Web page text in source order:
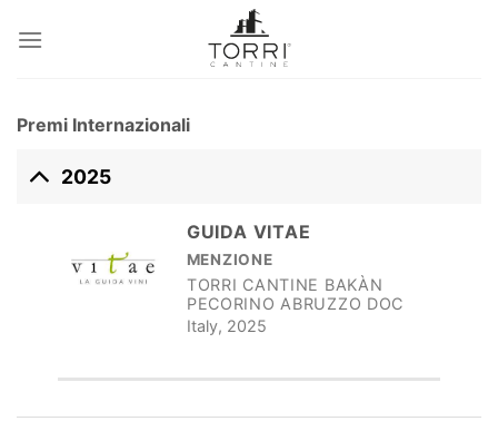
Premi Internazionali
2025
GUIDA VITAE
MENZIONE
TORRI CANTINE BAKÀN
PECORINO ABRUZZO DOC
Italy, 2025